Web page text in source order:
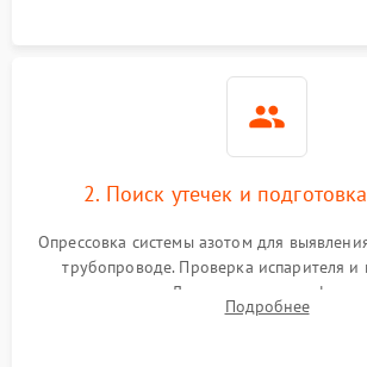
2. Поиск утечек и
Опрессовка системы азотом для
трубопроводе. Проверка испарителя и
течеискателем. Демонтаж старого
продувка капиллярной трубки для
Подробнее